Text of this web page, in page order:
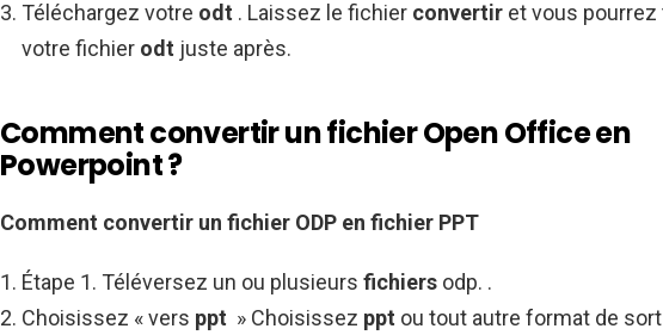
Téléchargez votre odt . Laissez le fichier convertir et vous
votre fichier odt juste après.
Comment convertir un fichier Open Office en
Powerpoint ?
Comment convertir un fichier ODP en fichier PPT
Étape 1. Téléversez un ou plusieurs fichiers odp. .
Choisissez « vers ppt » Choisissez ppt ou tout autre format de